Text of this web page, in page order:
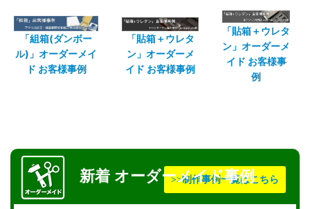
「組箱(ダンボー
ル)」オーダーメイ
ド お客様事例
「貼箱＋ウレタ
ン」オーダーメ
イド お客様事例
「貼箱＋ウレタ
ン」オーダーメ
イド お客様事
例